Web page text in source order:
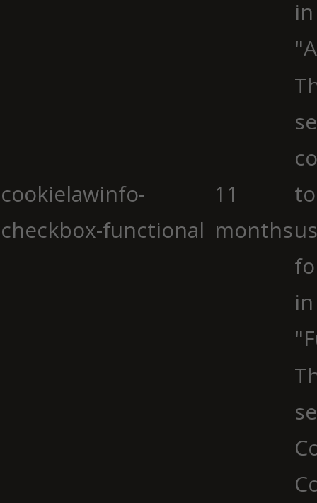
cookielawinfo-
checkbox-functional
11
months